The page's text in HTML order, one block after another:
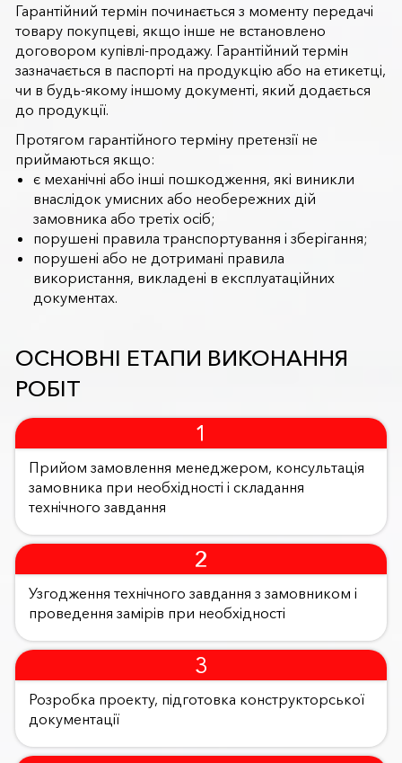
Гарантійний термін починається з моменту передачі
товару покупцеві, якщо інше не встановлено
договором купівлі-продажу. Гарантійний термін
зазначається в паспорті на продукцію або на етикетці,
чи в будь-якому іншому документі, який додається
до продукції.
Протягом гарантійного терміну претензії не
приймаються якщо:
є механічні або інші пошкодження, які виникли
внаслідок умисних або необережних дій
замовника або третіх осіб;
порушені правила транспортування і зберігання;
порушені або не дотримані правила
використання, викладені в експлуатаційних
документах.
ОСНОВНІ ЕТАПИ ВИКОНАННЯ
РОБІТ
Прийом замовлення менеджером, консультація
замовника при необхідності і складання
технічного завдання
Узгодження технічного завдання з замовником і
проведення замірів при необхідності
Розробка проекту, підготовка конструкторської
документації